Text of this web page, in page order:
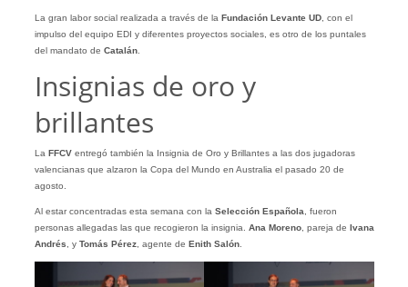
La gran labor social realizada a través de la Fundación Levante UD, con el
impulso del equipo EDI y diferentes proyectos sociales, es otro de los puntales
del mandato de Catalán.
Insignias de oro y
brillantes
La FFCVentregó también la Insignia de Oro y Brillantes a las dos jugadoras
valencianas que alzaron la Copa del Mundo en Australia el pasado 20 de
agosto.
Al estar concentradas esta semana con la Selección Española, fueron
personas allegadas las que recogieron la insignia. Ana Moreno, pareja de Ivana
Andrés, y Tomás Pérez, agente de Enith Salón.